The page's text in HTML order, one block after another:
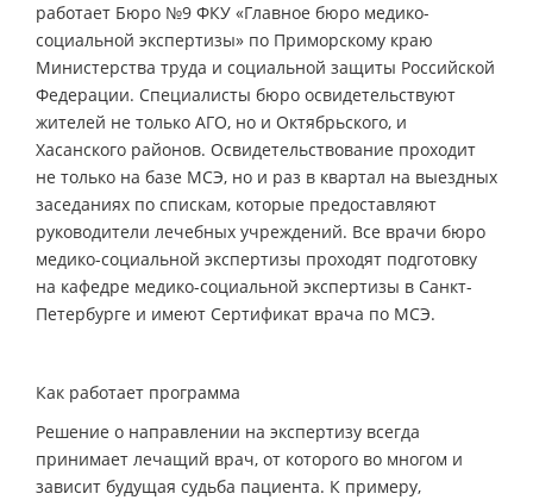
работает Бюро №9 ФКУ «Главное бюро медико-
социальной экспертизы» по Приморскому краю
Министерства труда и социальной защиты Российской
Федерации. Специалисты бюро освидетельствуют
жителей не только АГО, но и Октябрьского, и
Хасанского районов. Освидетельствование проходит
не только на базе МСЭ, но и раз в квартал на выездных
заседаниях по спискам, которые предоставляют
руководители лечебных учреждений. Все врачи бюро
медико-социальной экспертизы проходят подготовку
на кафедре медико-социальной экспертизы в Санкт-
Петербурге и имеют Сертификат врача по МСЭ.
Как работает программа
Решение о направлении на экспертизу всегда
принимает лечащий врач, от которого во многом и
зависит будущая судьба пациента. К примеру,